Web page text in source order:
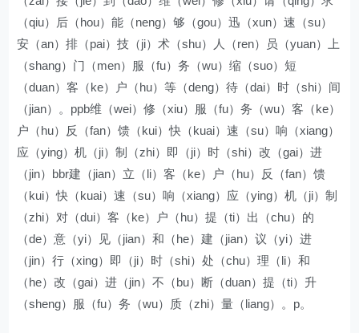
（qiu）后（hou）能（neng）够（gou）迅（xun）速（su）
安（an）排（pai）技（ji）术（shu）人（ren）员（yuan）上
（shang）门（men）服（fu）务（wu）缩（suo）短
（duan）客（ke）户（hu）等（deng）待（dai）时（shi）间
（jian）。ppb维（wei）修（xiu）服（fu）务（wu）客（ke）
户（hu）反（fan）馈（kui）快（kuai）速（su）响（xiang）
应（ying）机（ji）制（zhi）即（ji）时（shi）改（gai）进
（jin）bbr建（jian）立（li）客（ke）户（hu）反（fan）馈
（kui）快（kuai）速（su）响（xiang）应（ying）机（ji）制
（zhi）对（dui）客（ke）户（hu）提（ti）出（chu）的
（de）意（yi）见（jian）和（he）建（jian）议（yi）进
（jin）行（xing）即（ji）时（shi）处（chu）理（li）和
（he）改（gai）进（jin）不（bu）断（duan）提（ti）升
（sheng）服（fu）务（wu）质（zhi）量（liang）。p。